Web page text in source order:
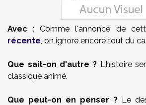
Avec : Comme l'annonce de
récente, on ignore encore tout du
Que sait-on d'autre ? L'histoire
classique animé.
Que peut-on en penser ?Le